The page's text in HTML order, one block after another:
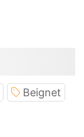
Beignet